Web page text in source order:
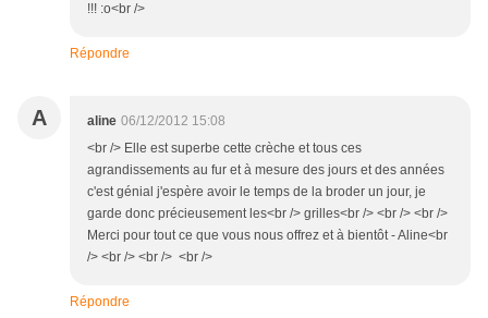
!!! :o<br />
Répondre
A aline 06/12/2012 15:08
<br /> Elle est superbe cette crèche et tous ces
agrandissements au fur et à mesure des jours et des années
c'est génial j'espère avoir le temps de la broder un jour, je
garde donc précieusement les<br /> grilles<br /> <br /> <br />
Merci pour tout ce que vous nous offrez et à bientôt - Aline<br
/> <br /> <br /> <br />
Répondre